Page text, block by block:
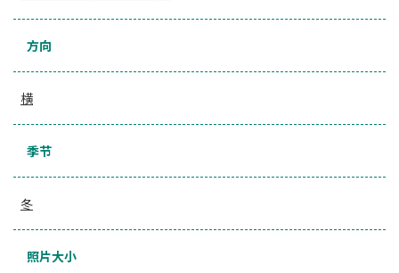
方向
横
季节
冬
照片大小